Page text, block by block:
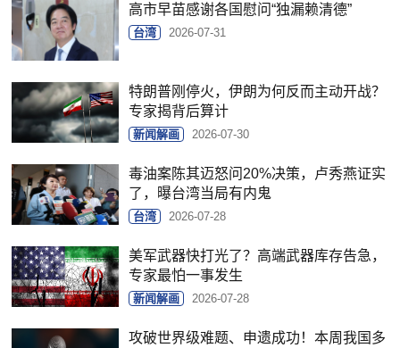
高市早苗感谢各国慰问“独漏赖清德”
台湾 2026-07-31
特朗普刚停火，伊朗为何反而主动开战？
专家揭背后算计
新闻解画 2026-07-30
毒油案陈其迈怒问20%决策，卢秀燕证实
了，曝台湾当局有内鬼
台湾 2026-07-28
美军武器快打光了？高端武器库存告急，
专家最怕一事发生
新闻解画 2026-07-28
攻破世界级难题、申遗成功！本周我国多